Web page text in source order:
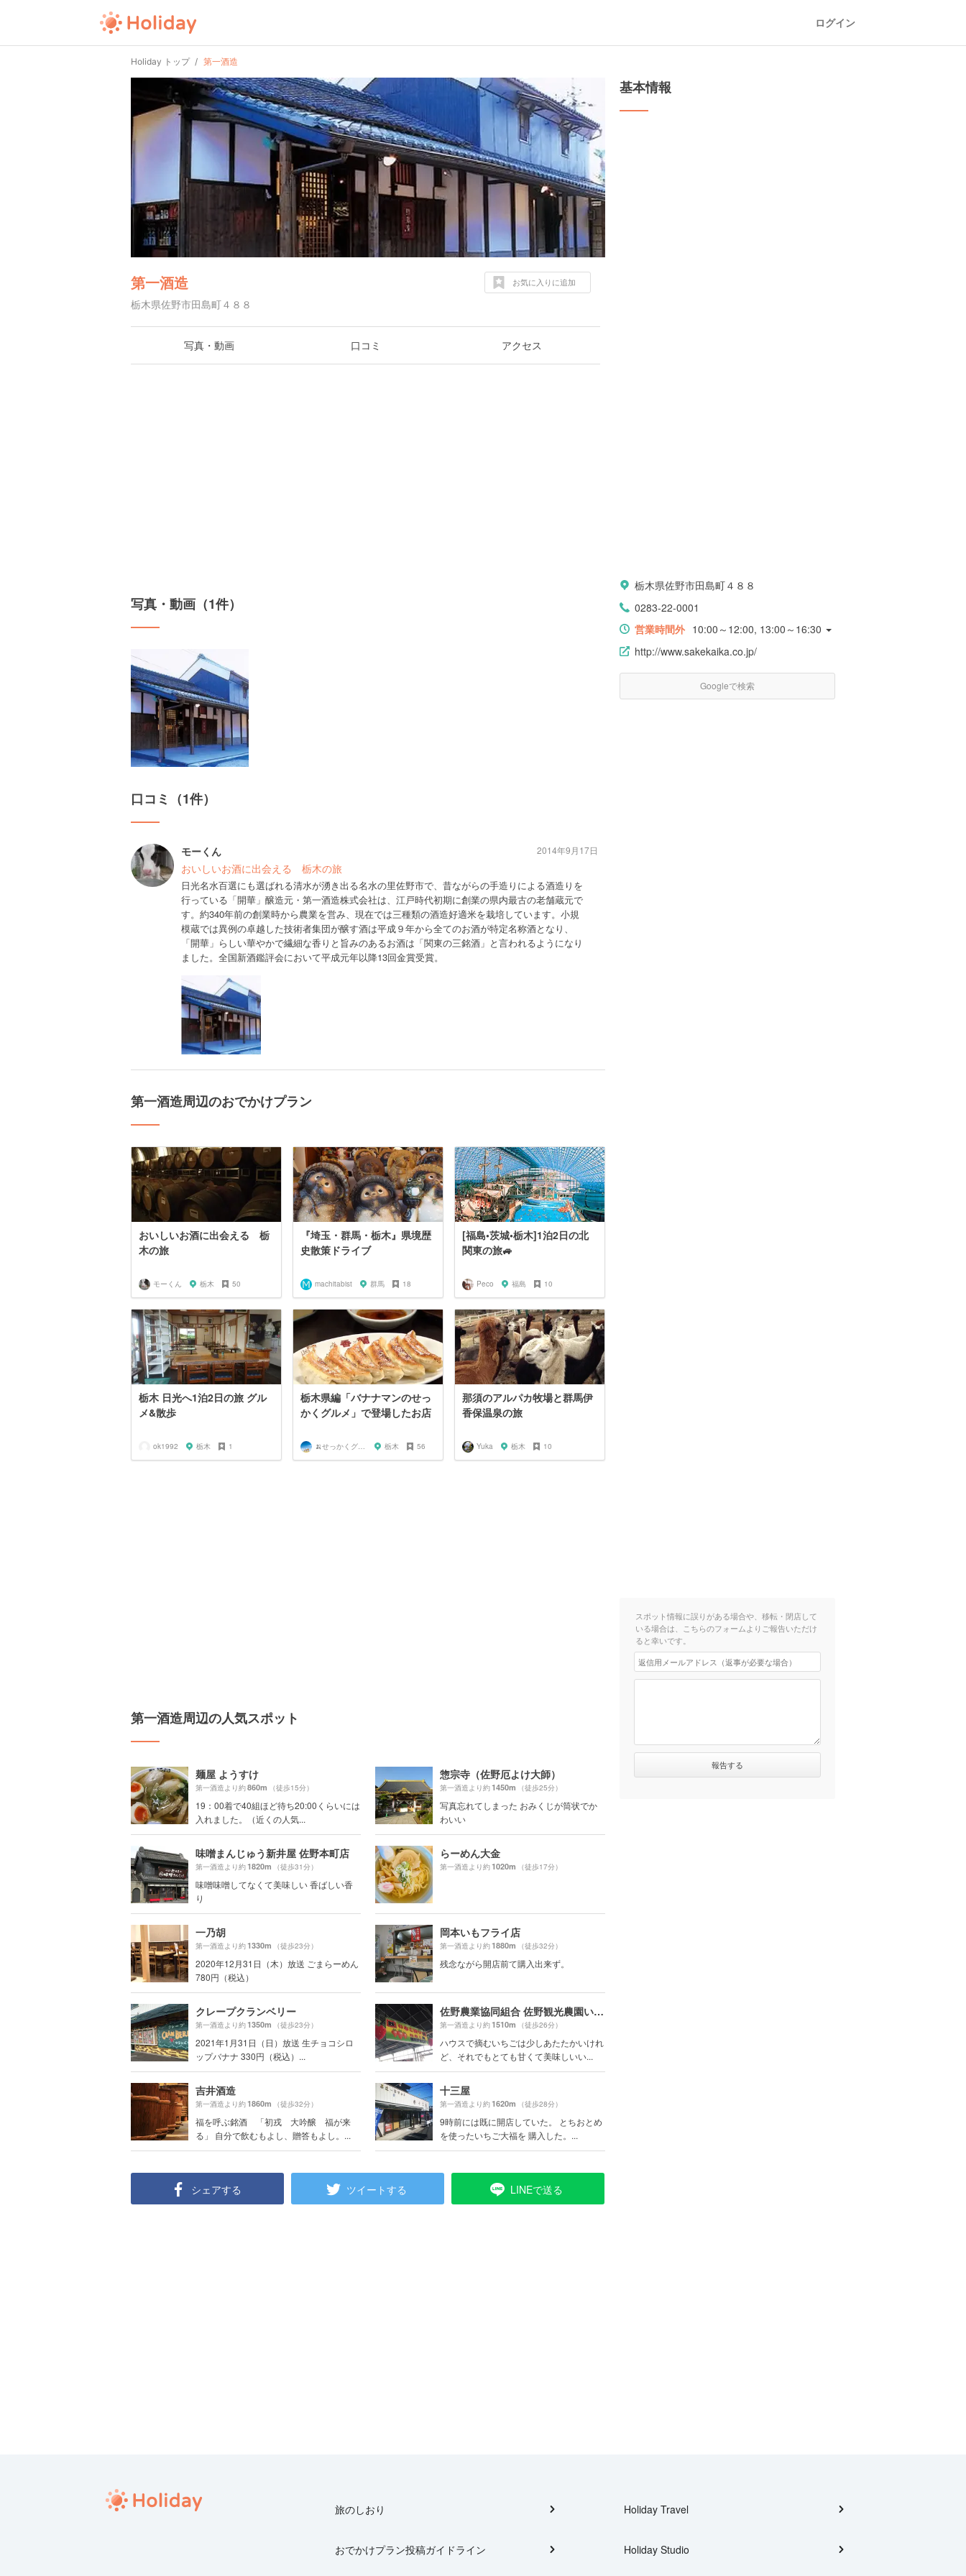
ログイン
Holiday トップ 第一酒造
第一酒造
栃木県佐野市田島町４８８
お気に入りに追加
写真・動画 口コミ アクセス
写真・動画（1件）
口コミ（1件）
モーくん
おいしいお酒に出会える 栃木の旅
日光名水百選にも選ばれる清水が湧き出る名水の里佐野市で、昔ながらの手造りによる酒造りを
行っている「開華」醸造元・第一酒造株式会社は、江戸時代初期に創業の県内最古の老舗蔵元で
す。約340年前の創業時から農業を営み、現在では三種類の酒造好適米を栽培しています。小規
模蔵では異例の卓越した技術者集団が醸す酒は平成９年から全てのお酒が特定名称酒となり、
「開華」らしい華やかで繊細な香りと旨みのあるお酒は「関東の三銘酒」と言われるようになり
ました。全国新酒鑑評会において平成元年以降13回金賞受賞。
2014年9月17日
第一酒造周辺のおでかけプラン
おいしいお酒に出会える 栃
木の旅
モーくん 栃木 50
『埼玉・群馬・栃木』県境歴
史散策ドライブ
machitabist 群馬 18
[福島•茨城•栃木]1泊2日の北
関東の旅🚙
Peco 福島 10
栃木 日光へ1泊2日の旅 グル
メ&散歩
ok1992 栃木 1
栃木県編「バナナマンのせっ
かくグルメ」で登場したお店
🍌せっかくグルメまにあ🍌 栃木 56
那須のアルパカ牧場と群馬伊
香保温泉の旅
Yuka 栃木 10
第一酒造周辺の人気スポット
麺屋 ようすけ
第一酒造より約860m （徒歩15分）
19：00着で40組ほど待ち20:00くらいには
入れました。（近くの人気...
惣宗寺（佐野厄よけ大師）
第一酒造より約1450m （徒歩25分）
写真忘れてしまった おみくじが筒状でか
わいい
味噌まんじゅう新井屋 佐野本町店
第一酒造より約1820m （徒歩31分）
味噌味噌してなくて美味しい 香ばしい香
り
らーめん大金
第一酒造より約1020m （徒歩17分）
一乃胡
第一酒造より約1330m （徒歩23分）
2020年12月31日（木）放送 ごまらーめん
780円（税込）
岡本いもフライ店
第一酒造より約1880m （徒歩32分）
残念ながら開店前て購入出来ず。
クレープクランベリー
第一酒造より約1350m （徒歩23分）
2021年1月31日（日）放送 生チョコシロ
ップバナナ 330円（税込）...
佐野農業協同組合 佐野観光農園いちご畑
第一酒造より約1510m （徒歩26分）
ハウスで摘むいちごは少しあたたかいけれ
ど、それでもとても甘くて美味しいい...
吉井酒造
第一酒造より約1860m （徒歩32分）
福を呼ぶ銘酒 「初戎 大吟醸 福が来
る」 自分で飲むもよし、贈答もよし。...
十三屋
第一酒造より約1620m （徒歩28分）
9時前には既に開店していた。 とちおとめ
を使ったいちご大福を 購入した。...
シェアする ツイートする LINEで送る
基本情報
栃木県佐野市田島町４８８
0283-22-0001
営業時間外 10:00～12:00, 13:00～16:30
http://www.sakekaika.co.jp/
Googleで検索
スポット情報に誤りがある場合や、移転・閉店して
いる場合は、こちらのフォームよりご報告いただけ
ると幸いです。
旅のしおり
おでかけプラン投稿ガイドライン
Holiday Travel
Holiday Studio